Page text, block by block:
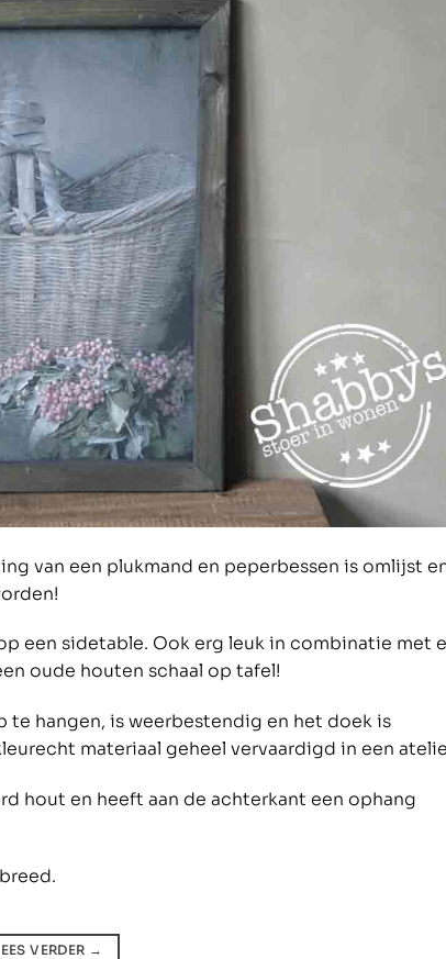
van een plukmand en peperbessen is omlijst
een sidetable. Ook erg leuk in combinatie met
oude houten schaal op tafel!
hangen, is weerbestendig en het doek is
materiaal geheel vervaardigd in een
hout en heeft aan de achterkant een ophang
VERDER →